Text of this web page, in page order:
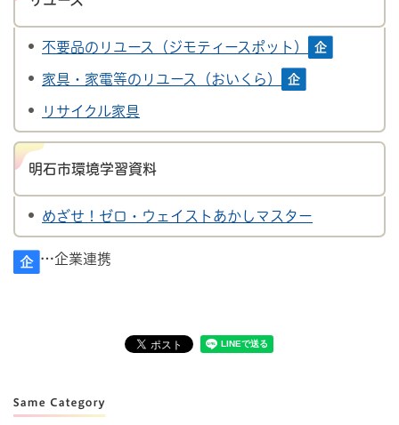
不要品のリユース（ジモティースポット）
家具・家電等のリユース（おいくら）
リサイクル家具
明石市環境学習資料
めざせ！ゼロ・ウェイストあかしマスター
…企業連携